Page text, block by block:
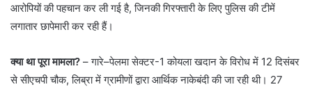
आरोपियों की पहचान कर ली गई है, जिनकी गिरफ्तारी के लिए पुलिस की टीमें
लगातार छापेमारी कर रही हैं।
क्या था पूरा मामला? – ​गारे–पेलमा सेक्टर-1 कोयला खदान के विरोध में 12 दिसंबर
से सीएचपी चौक, लिब्रा में ग्रामीणों द्वारा आर्थिक नाकेबंदी की जा रही थी। 27